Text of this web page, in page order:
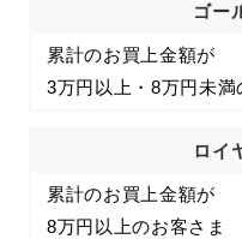
ゴー
累計のお買上金額が
3万円以上・8万円未満
ロイ
累計のお買上金額が
8万円以上のお客さま